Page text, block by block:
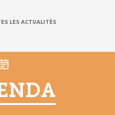
LES ACTUALITÉS